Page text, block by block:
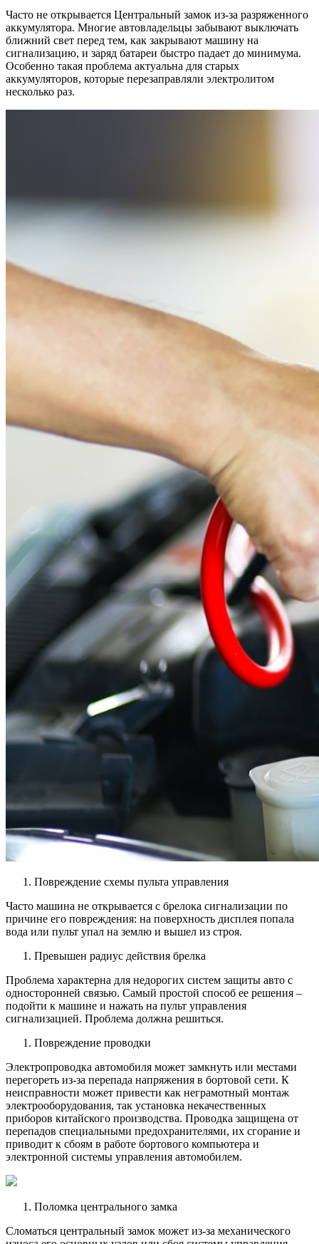
Часто не открывается Центральный замок из-за разряженного
аккумулятора. Многие автовладельцы забывают выключать
ближний свет перед тем, как закрывают машину на
сигнализацию, и заряд батареи быстро падает до минимума.
Особенно такая проблема актуальна для старых
аккумуляторов, которые перезаправляли электролитом
несколько раз.
Повреждение схемы пульта управления
Часто машина не открывается с брелока сигнализации по
причине его повреждения: на поверхность дисплея попала
вода или пульт упал на землю и вышел из строя.
Превышен радиус действия брелка
Проблема характерна для недорогих систем защиты авто с
односторонней связью. Самый простой способ ее решения –
подойти к машине и нажать на пульт управления
сигнализацией. Проблема должна решиться.
Повреждение проводки
Электропроводка автомобиля может замкнуть или местами
перегореть из-за перепада напряжения в бортовой сети. К
неисправности может привести как неграмотный монтаж
электрооборудования, так установка некачественных
приборов китайского производства. Проводка защищена от
перепадов специальными предохранителями, их сгорание и
приводит к сбоям в работе бортового компьютера и
электронной системы управления автомобилем.
Поломка центрального замка
Сломаться центральный замок может из-за механического